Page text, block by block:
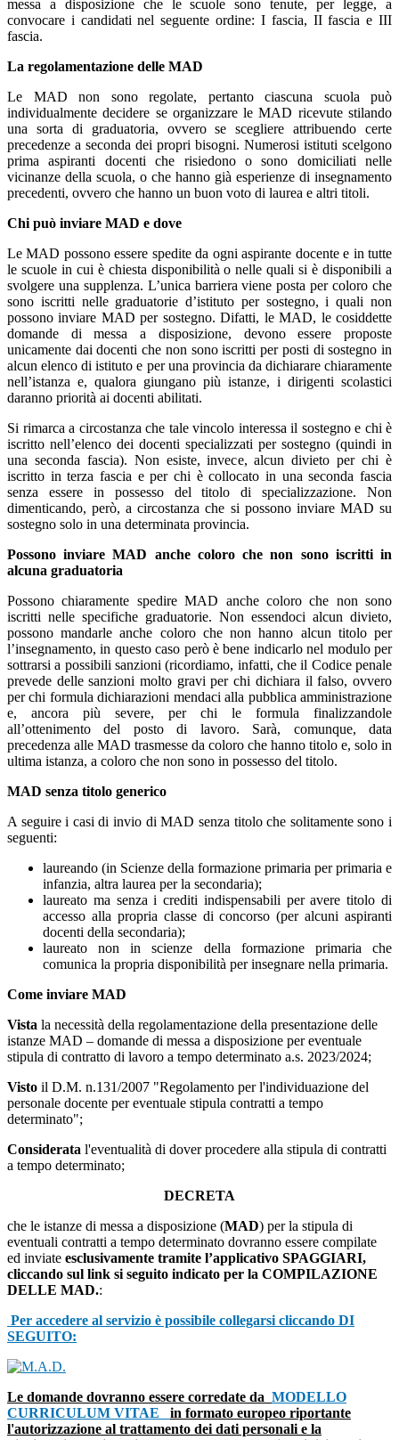
messa a disposizione che le scuole sono tenute, per legge, a
convocare i candidati nel seguente ordine: I fascia, II fascia e III
fascia.
La regolamentazione delle MAD
Le MAD non sono regolate, pertanto ciascuna scuola può
individualmente decidere se organizzare le MAD ricevute stilando
una sorta di graduatoria, ovvero se scegliere attribuendo certe
precedenze a seconda dei propri bisogni. Numerosi istituti scelgono
prima aspiranti docenti che risiedono o sono domiciliati nelle
vicinanze della scuola, o che hanno già esperienze di insegnamento
precedenti, ovvero che hanno un buon voto di laurea e altri titoli.
Chi può inviare MAD e dove
Le MAD possono essere spedite da ogni aspirante docente e in tutte
le scuole in cui è chiesta disponibilità o nelle quali si è disponibili a
svolgere una supplenza. L’unica barriera viene posta per coloro che
sono iscritti nelle graduatorie d’istituto per sostegno, i quali non
possono inviare MAD per sostegno. Difatti, le MAD, le cosiddette
domande di messa a disposizione, devono essere proposte
unicamente dai docenti che non sono iscritti per posti di sostegno in
alcun elenco di istituto e per una provincia da dichiarare chiaramente
nell’istanza e, qualora giungano più istanze, i dirigenti scolastici
daranno priorità ai docenti abilitati.
Si rimarca a circostanza che tale vincolo interessa il sostegno e chi è
iscritto nell’elenco dei docenti specializzati per sostegno (quindi in
una seconda fascia). Non esiste, invece, alcun divieto per chi è
iscritto in terza fascia e per chi è collocato in una seconda fascia
senza essere in possesso del titolo di specializzazione. Non
dimenticando, però, a circostanza che si possono inviare MAD su
sostegno solo in una determinata provincia.
Possono inviare MAD anche coloro che non sono iscritti in
alcuna graduatoria
Possono chiaramente spedire MAD anche coloro che non sono
iscritti nelle specifiche graduatorie. Non essendoci alcun divieto,
possono mandarle anche coloro che non hanno alcun titolo per
l’insegnamento, in questo caso però è bene indicarlo nel modulo per
sottrarsi a possibili sanzioni (ricordiamo, infatti, che il Codice penale
prevede delle sanzioni molto gravi per chi dichiara il falso, ovvero
per chi formula dichiarazioni mendaci alla pubblica amministrazione
e, ancora più severe, per chi le formula finalizzandole
all’ottenimento del posto di lavoro. Sarà, comunque, data
precedenza alle MAD trasmesse da coloro che hanno titolo e, solo in
ultima istanza, a coloro che non sono in possesso del titolo.
MAD senza titolo generico
A seguire i casi di invio di MAD senza titolo che solitamente sono i
seguenti:
laureando (in Scienze della formazione primaria per primaria e
infanzia, altra laurea per la secondaria);
laureato ma senza i crediti indispensabili per avere titolo di
accesso alla propria classe di concorso (per alcuni aspiranti
docenti della secondaria);
laureato non in scienze della formazione primaria che
comunica la propria disponibilità per insegnare nella primaria.
Come inviare MAD
Vista la necessità della regolamentazione della presentazione delle
istanze MAD – domande di messa a disposizione per eventuale
stipula di contratto di lavoro a tempo determinato a.s. 2023/2024;
Visto il D.M. n.131/2007 "Regolamento per l'individuazione del
personale docente per eventuale stipula contratti a tempo
determinato";
Considerata l'eventualità di dover procedere alla stipula di contratti
a tempo determinato;
DECRETA
che le istanze di messa a disposizione (MAD) per la stipula di
eventuali contratti a tempo determinato dovranno essere compilate
ed inviate esclusivamente tramite l’applicativo SPAGGIARI,
cliccando sul link si seguito indicato per la COMPILAZIONE
DELLE MAD.:
Per accedere al servizio è possibile collegarsi cliccando DI
SEGUITO:
Le domande dovranno essere corredate da MODELLO
CURRICULUM VITAE in formato europeo riportante
l'autorizzazione al trattamento dei dati personali e la